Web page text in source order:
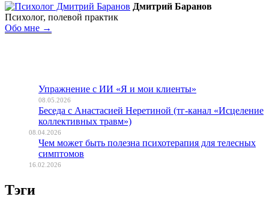
Дмитрий Баранов
Психолог, полевой практик
Обо мне →
Упражнение с ИИ «Я и мои клиенты»
08.05.2026
Беседа с Анастасией Неретиной (тг-канал «Исцеление
коллективных травм»)
08.04.2026
Чем может быть полезна психотерапия для телесных
симптомов
16.02.2026
Тэги